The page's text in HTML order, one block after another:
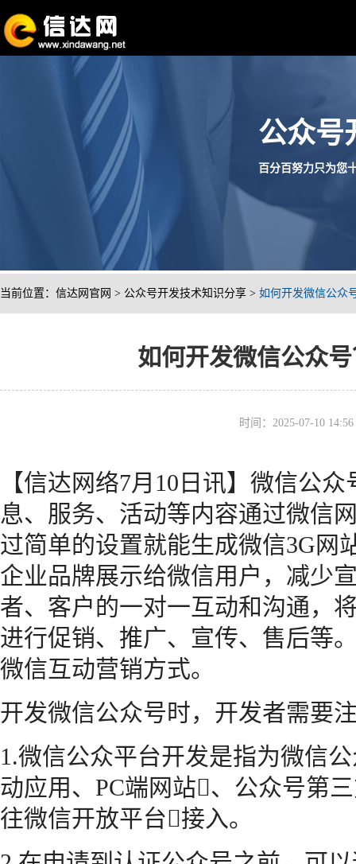
公众号
百分百努力只为您
当前位置： 信达网官网 > 公众号开发技术知识分享 > 如何开发微信公众
如何开发微信公众
时间：2025-07-10
【信达网络7月10日讯】微信公
息、服务、活动等内容通过微信
过简单的设置就能生成微信3G网
企业品牌展示给微信用户，减少
者、客户的一对一互动和沟通，
进行促销、推广、宣传、售后等
微信互动营销方式。
开发微信公众号时，开发者需要
1.微信公众平台开发是指为微信
动应用、PC端网站、公众号第
往微信开放平台接入。